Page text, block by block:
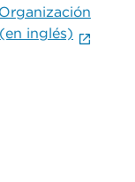
inglés)